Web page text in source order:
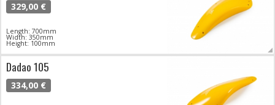
329,00 €
Length: 700mm
Width: 350mm
Height: 100mm
Dadao 105
334,00 €